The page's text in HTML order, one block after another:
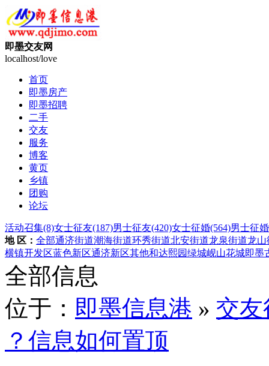
即墨交友网
localhost/love
首页
即墨房产
即墨招聘
二手
交友
服务
博客
黄页
乡镇
团购
论坛
活动召集(8)女士征友(187)男士征友(420)女士征婚(564)男士征婚
地 区： 全部通济街道潮海街道环秀街道北安街道龙泉街道龙山
横镇开发区蓝色新区通济新区其他和达熙园绿城岘山花城即墨
全部信息
位于： 即墨信息港 » 交
？信息如何置顶